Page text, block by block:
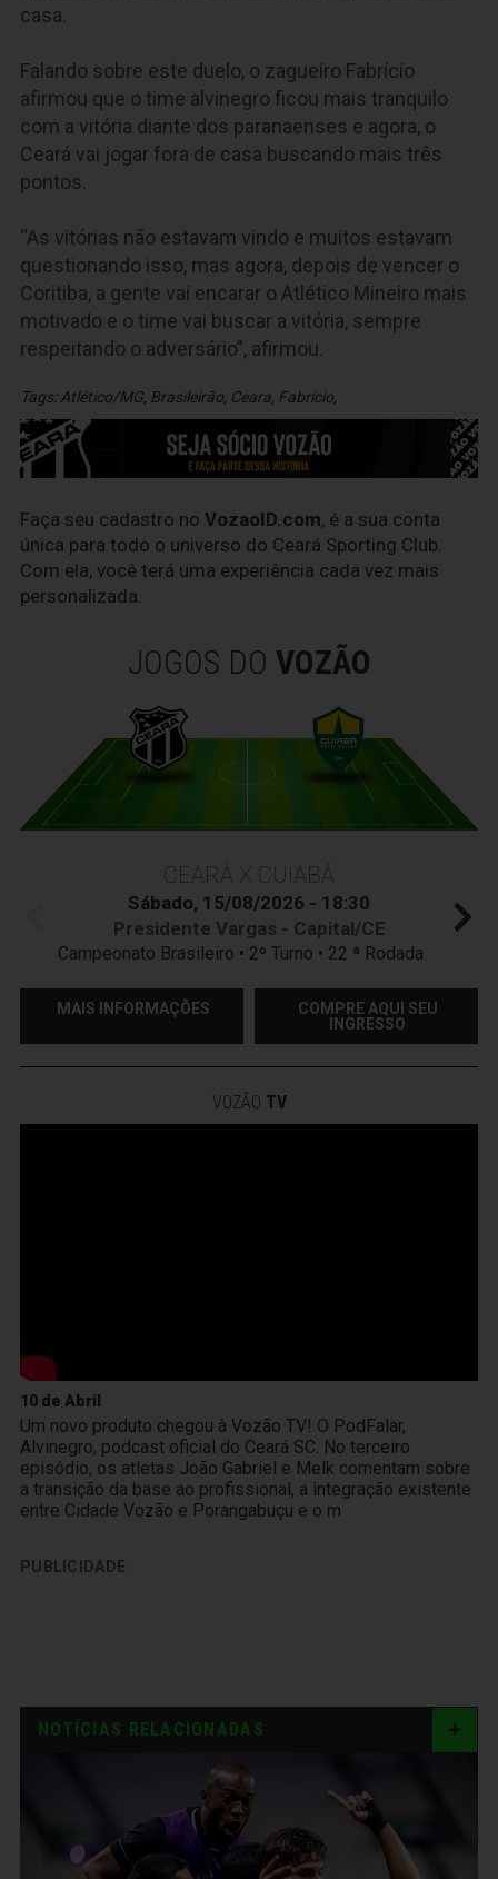
casa.
Falando sobre este duelo, o zagueiro Fabrício
afirmou que o time alvinegro ficou mais tranquilo
com a vitória diante dos paranaenses e agora, o
Ceará vai jogar fora de casa buscando mais três
pontos.
“As vitórias não estavam vindo e muitos estavam
questionando isso, mas agora, depois de vencer o
Coritiba, a gente vai encarar o Atlético Mineiro mais
motivado e o time vai buscar a vitória, sempre
respeitando o adversário”, afirmou.
Tags:Atlético/MG Brasileirão Ceara Fabrício
Faça seu cadastro no VozaoID.com, é a sua conta
única para todo o universo do Ceará Sporting Club.
Com ela, você terá uma experiência cada vez mais
personalizada.
JOGOS DO VOZÃO
CEARÁ X CUIABÁ
Sábado, 15/08/2026 - 18:30
Presidente Vargas - Capital/CE
Campeonato Brasileiro • 2º Turno • 22 ª Rodada
MAIS INFORMAÇÕES
COMPRE AQUI SEU
INGRESSO
VOZÃO TV
10 de Abril
Um novo produto chegou à Vozão TV! O PodFalar,
Alvinegro, podcast oficial do Ceará SC. No terceiro
episódio, os atletas João Gabriel e Melk comentam sobre
a transição da base ao profissional, a integração existente
entre Cidade Vozão e Porangabuçu e o m
PUBLICIDADE
NOTÍCIAS RELACIONADAS